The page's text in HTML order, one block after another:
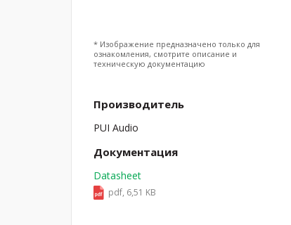
* Изображение предназначено только для
ознакомления, смотрите описание и
техническую документацию
Производитель
PUI Audio
Документация
Datasheet
pdf, 6,51 KB